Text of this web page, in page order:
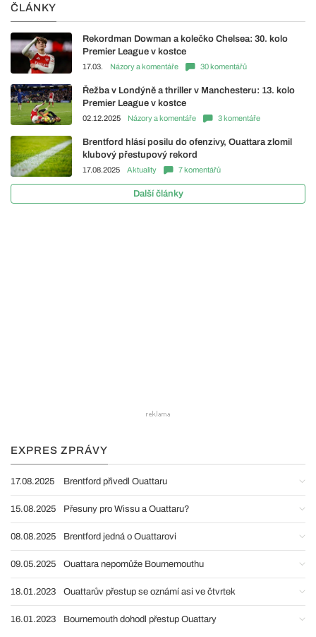
ČLÁNKY
Rekordman Dowman a kolečko Chelsea: 30. kolo
Premier League v kostce
17.03. Názory a komentáře 30 komentářů
Řežba v Londýně a thriller v Manchesteru: 13. kolo
Premier League v kostce
02.12.2025 Názory a komentáře 3 komentáře
Brentford hlásí posilu do ofenzivy, Ouattara zlomil
klubový přestupový rekord
17.08.2025 Aktuality 7 komentářů
Další články
EXPRES ZPRÁVY
17.08.2025 Brentford přivedl Ouattaru
15.08.2025 Přesuny pro Wissu a Ouattaru?
08.08.2025 Brentford jedná o Ouattarovi
09.05.2025 Ouattara nepomůže Bournemouthu
18.01.2023 Ouattarův přestup se oznámí asi ve čtvrtek
16.01.2023 Bournemouth dohodl přestup Ouattary